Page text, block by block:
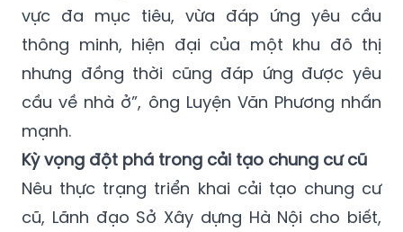
vực đa mục tiêu, vừa đáp ứng yêu cầu
thông minh, hiện đại của một khu đô thị
nhưng đồng thời cũng đáp ứng được yêu
cầu về nhà ở”, ông Luyện Văn Phương nhấn
mạnh.
Kỳ vọng đột phá trong cải tạo chung cư cũ
Nêu thực trạng triển khai cải tạo chung cư
cũ, Lãnh đạo Sở Xây dựng Hà Nội cho biết,